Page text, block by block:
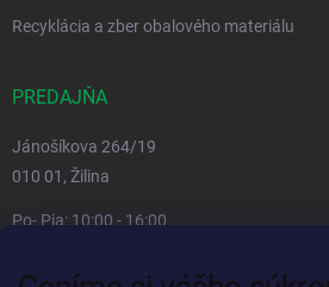
Recyklácia a zber obalového materiálu
PREDAJŇA
Jánošíkova 264/19
010 01, Žilina
Po- Pia: 10:00 - 16:00
So, Ne: zatvorené